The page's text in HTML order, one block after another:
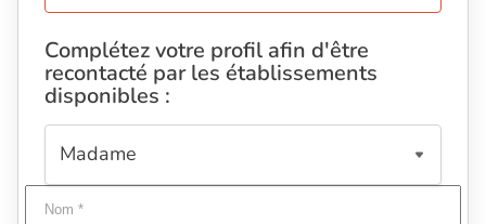
Complétez votre profil afin d'être
recontacté par les établissements
disponibles :